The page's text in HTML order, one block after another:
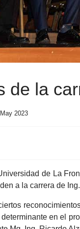
de la
2023
de La
a la carrera de
en el